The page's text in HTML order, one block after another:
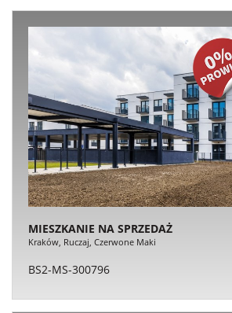
MIESZKANIE NA SPRZEDAŻ
Kraków, Ruczaj, Czerwone Maki
BS2-MS-300796